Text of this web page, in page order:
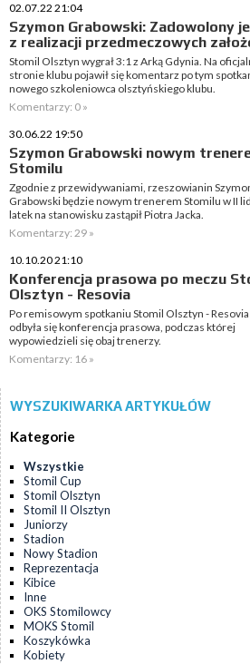
02.07.22 21:04
Szymon Grabowski: Zadowolony
z realizacji przedmeczowych
Stomil Olsztyn wygrał 3:1 z Arką Gdynia. Na
stronie klubu pojawił się komentarz po tym
nowego szkoleniowca olsztyńskiego klubu.
Komentarzy: 0 »
30.06.22 19:50
Szymon Grabowski nowym
Stomilu
Zgodnie z przewidywaniami, rzeszowianin
Grabowski będzie nowym trenerem Stomilu w II
latek na stanowisku zastąpił Piotra Jacka.
Komentarzy: 29 »
10.10.20 21:10
Konferencja prasowa po meczu
Olsztyn - Resovia
Po remisowym spotkaniu Stomil Olsztyn -
odbyła się konferencja prasowa, podczas której
wypowiedzieli się obaj trenerzy.
Komentarzy: 16 »
WYSZUKIWARKA ARTYKUŁÓW
Kategorie
Wszystkie
Stomil Cup
Stomil Olsztyn
Stomil II Olsztyn
Juniorzy
Stadion
Nowy Stadion
Reprezentacja
Kibice
Inne
OKS Stomilowcy
MOKS Stomil
Koszykówka
Kobiety